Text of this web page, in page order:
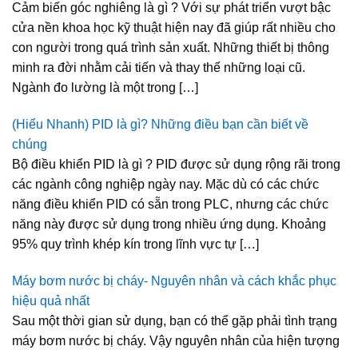
Cảm biến góc nghiêng là gì ? Với sự phát triển vượt bậc
cửa nền khoa học kỹ thuật hiện nay đã giúp rất nhiều cho
con người trong quá trình sản xuất. Những thiết bị thông
minh ra đời nhằm cải tiến và thay thế những loại cũ.
Ngành đo lường là một trong […]
(Hiểu Nhanh) PID là gì? Những điều bạn cần biết về
chúng
Bộ điều khiển PID là gì ? PID được sử dụng rộng rãi trong
các ngành công nghiệp ngày nay. Mặc dù có các chức
năng điều khiển PID có sẵn trong PLC, nhưng các chức
năng này được sử dụng trong nhiều ứng dụng. Khoảng
95% quy trình khép kín trong lĩnh vực tự […]
Máy bơm nước bị cháy- Nguyên nhân và cách khắc phục
hiệu quả nhất
Sau một thời gian sử dụng, bạn có thể gặp phải tình trạng
máy bơm nước bị cháy. Vậy nguyên nhân của hiện tượng